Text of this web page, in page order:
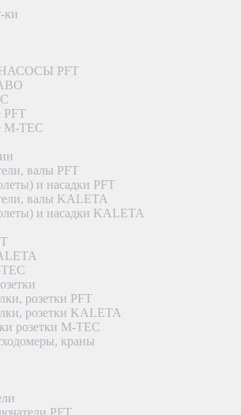
ки
PFT
PFT
M-TEC
валы PFT
и насадки PFT
валы KALETA
и насадки KALETA
розетки PFT
розетки KALETA
розетки M-TEC
краны
PFT